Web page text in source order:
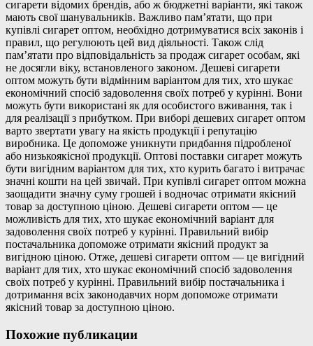
сигарети відомих брендів, або ж бюджетні варіанти, які також
мають свої шанувальників. Важливо пам’ятати, що при
купівлі сигарет оптом, необхідно дотримуватися всіх законів і
правил, що регулюють цей вид діяльності. Також слід
пам’ятати про відповідальність за продаж сигарет особам, які
не досягли віку, встановленого законом. Дешеві сигарети
оптом можуть бути відмінним варіантом для тих, хто шукає
економічний спосіб задоволення своїх потреб у курінні. Вони
можуть бути використані як для особистого вживання, так і
для реалізації з прибутком. При виборі дешевих сигарет оптом
варто звертати увагу на якість продукції і репутацію
виробника. Це допоможе уникнути придбання підробленої
або низькоякісної продукції. Оптові поставки сигарет можуть
бути вигідним варіантом для тих, хто курить багато і витрачає
значні кошти на цей звичай. При купівлі сигарет оптом можна
заощадити значну суму грошей і водночас отримати якісний
товар за доступною ціною. Дешеві сигарети оптом — це
можливість для тих, хто шукає економічний варіант для
задоволення своїх потреб у курінні. Правильний вибір
постачальника допоможе отримати якісний продукт за
вигідною ціною. Отже, дешеві сигарети оптом — це вигідний
варіант для тих, хто шукає економічний спосіб задоволення
своїх потреб у курінні. Правильний вибір постачальника і
дотримання всіх законодавчих норм допоможе отримати
якісний товар за доступною ціною.
Похожие публикации